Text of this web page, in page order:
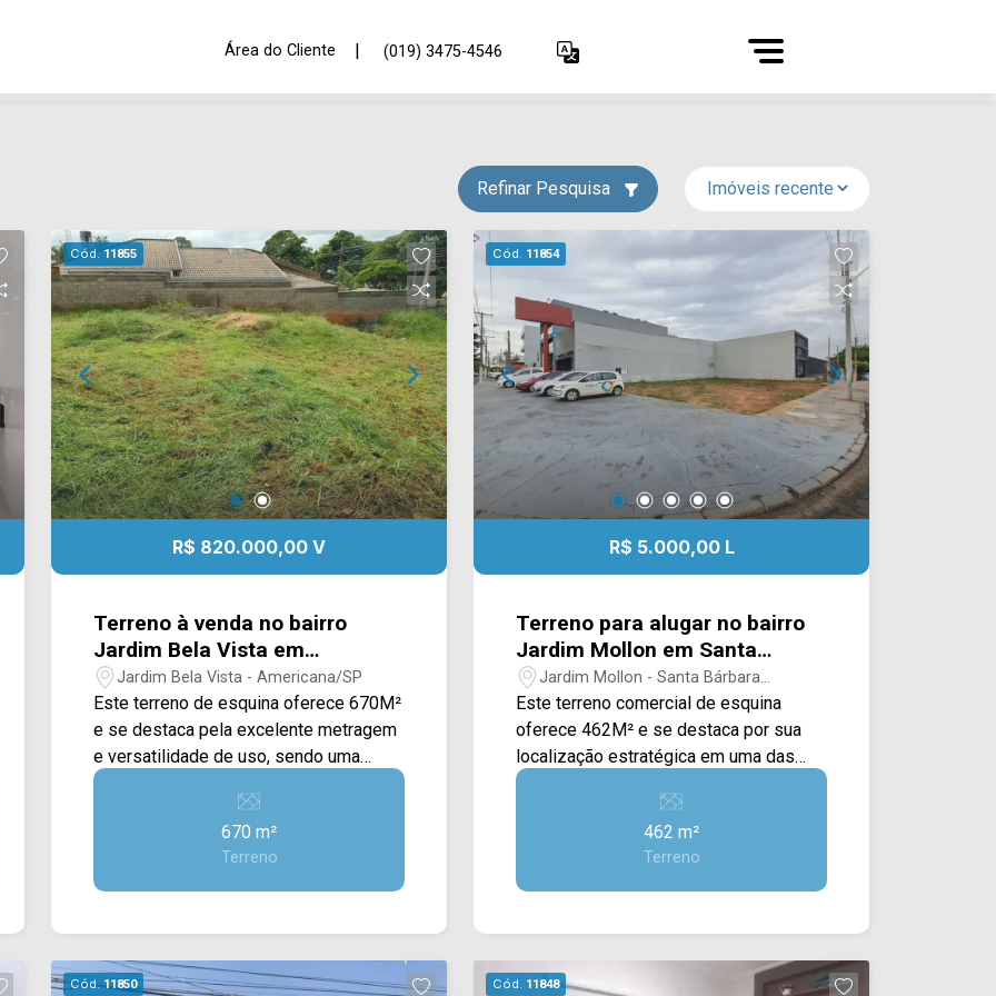
Área do Cliente | (019) 3475-4546
Refinar Pesquisa
Cód. 11855
R$ 820.000,00 V
Terreno à venda no bairro
Jardim Bela Vista em
Americana/SP
Jardim Bela Vista - Americana/SP
Este terreno de esquina oferece 670M²
e se destaca pela excelente metragem
e versatilidade de uso, sendo uma
ótima oportunidade tanto para projetos
residenciais quanto comerciais. Com
topografia plana e área totalmente
cercada, o imóvel proporciona
praticidade para construção e melhor
posição de esquina agrega ainda mais
670 m²
Terreno
Cód. 11854
R$ 5.000,00 L
Terreno para alugar no bairro
Jardim Mollon em Santa
Bárbara d`Oeste/SP
Jardim Mollon - Santa Bárbara
D`Oeste/SP
Este terreno comercial de esquina
oferece 462M² e se destaca por sua
localização estratégica em uma das
regiões mais movimentadas e
valorizadas da cidade. Com topografia
plana, calçada já executada e excelente
visibilidade para quem circula pela
região, o imóvel reúne características
grande potencial de valorização. Sua
462 m²
Terreno
Cód. 11850 Cód. 11848